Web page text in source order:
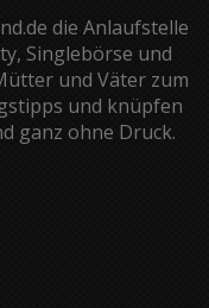
die Anlaufstelle
Singlebörse und
und Väter zum
und knüpfen
ganz ohne Druck.